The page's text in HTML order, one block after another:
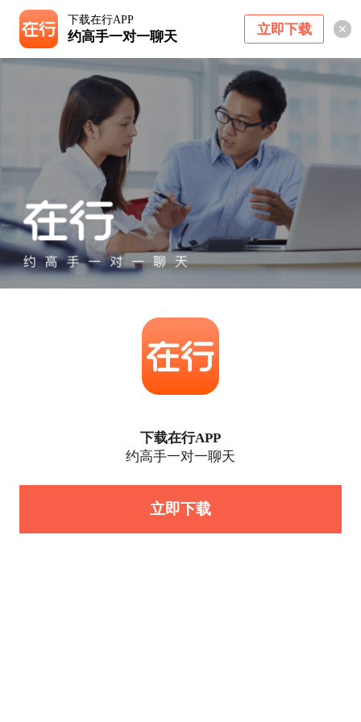
下载在行APP
约高手一对一聊天 立即下载
下载在行APP
约高手一对一聊天
立即下载